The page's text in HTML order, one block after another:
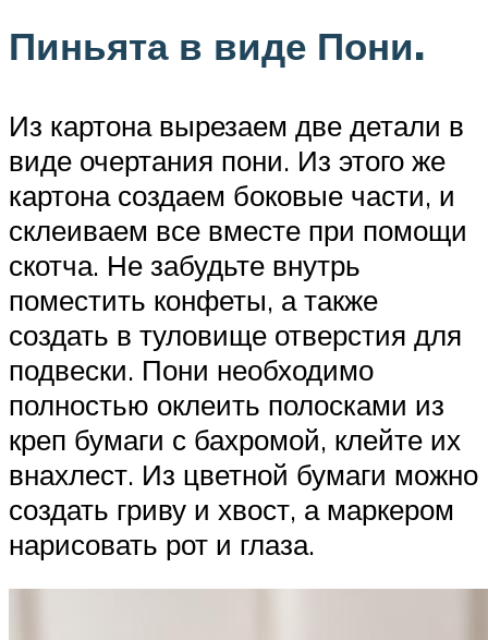
Пиньята в виде Пони.
Из картона вырезаем две детали в
виде очертания пони. Из этого же
картона создаем боковые части, и
склеиваем все вместе при помощи
скотча. Не забудьте внутрь
поместить конфеты, а также
создать в туловище отверстия для
подвески. Пони необходимо
полностью оклеить полосками из
креп бумаги с бахромой, клейте их
внахлест. Из цветной бумаги можно
создать гриву и хвост, а маркером
нарисовать рот и глаза.